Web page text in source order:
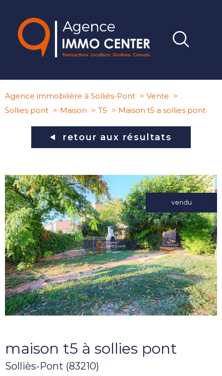
Agence immobilière à Solliès-Pont
Vente
Sollies pont
Maison T5 Maison t5 a sollies pont
retour aux résultats
vendu
maison t5 à sollies pont
Solliès-Pont (83210)